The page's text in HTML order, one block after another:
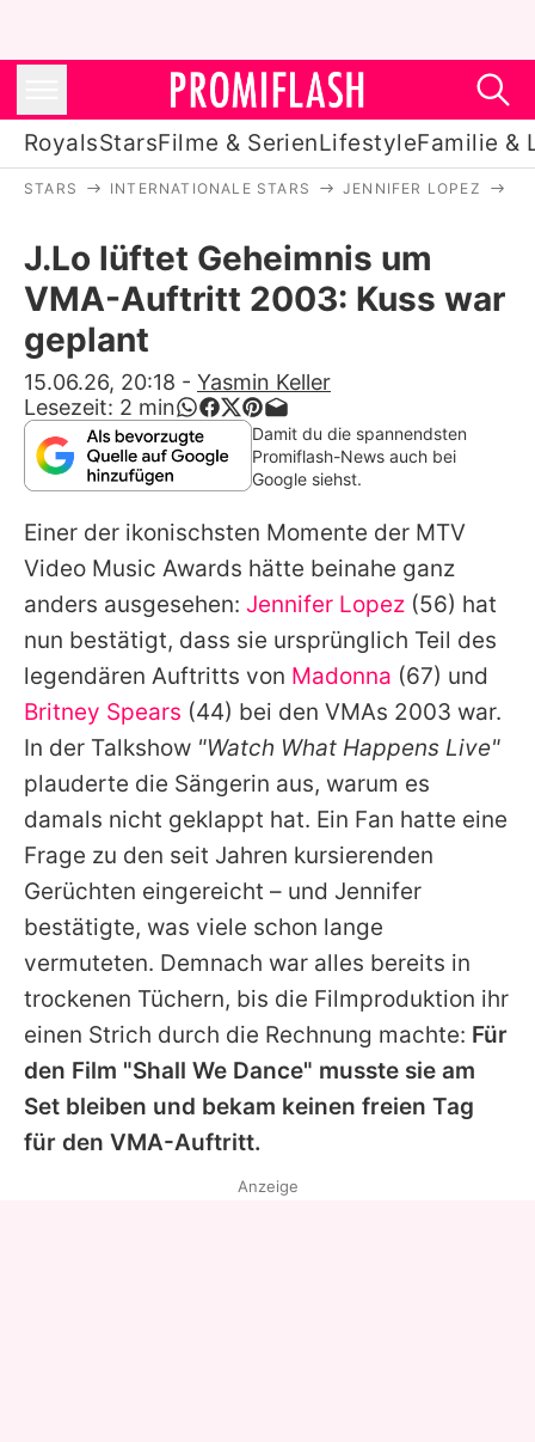
RoyalsStarsFilme & SerienLifestyleFamilie &
Stars
Filme & Serien
Lifestyle
Familie & Liebe
Promiflash Exklusiv
Alle Themen auf Promiflash
Jobs
App runterladen
Team
Redaktionelle Richtlinien
Impressum
Datenschutzerklärung
Nutzungsbedingungen
Utiq verwalten
STARS INTERNATIONALE STARS JENNIFER LOPEZ
J.Lo lüftet Geheimnis um
VMA-Auftritt 2003: Kuss war
geplant
15.06.26, 20:18 - Yasmin Keller
Lesezeit: 2 min
Damit du die spannendsten
Promiflash-News auch bei
Google siehst.
Einer der ikonischsten Momente der MTV
Video Music Awards hätte beinahe ganz
anders ausgesehen: Jennifer Lopez (56) hat
nun bestätigt, dass sie ursprünglich Teil des
legendären Auftritts von Madonna (67) und
Britney Spears (44) bei den VMAs 2003 war.
In der Talkshow "Watch What Happens Live"
plauderte die Sängerin aus, warum es
damals nicht geklappt hat. Ein Fan hatte eine
Frage zu den seit Jahren kursierenden
Gerüchten eingereicht – und Jennifer
bestätigte, was viele schon lange
vermuteten. Demnach war alles bereits in
trockenen Tüchern, bis die Filmproduktion ihr
einen Strich durch die Rechnung machte: Für
den Film "Shall We Dance" musste sie am
Set bleiben und bekam keinen freien Tag
für den VMA-Auftritt.
Anzeige